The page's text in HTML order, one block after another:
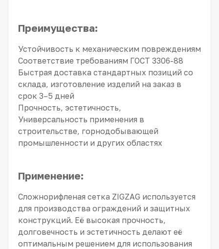
Преимущества:
Устойчивость к механическим повреждениям
Соответствие требованиям ГОСТ 3306-88
Быстрая доставка стандартных позиций со
склада, изготовление изделий на заказ в
срок 3–5 дней
Прочность, эстетичность,
Универсальность применения в
строительстве, горнодобывающей
промышленности и других областях
Применение:
Сложнорифленая сетка ZIGZAG используется
для производства ограждений и защитных
конструкций. Её высокая прочность,
долговечность и эстетичность делают её
оптимальным решением для использования